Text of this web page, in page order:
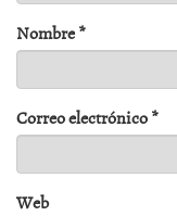
Nombre*
Correo electrónico*
Web